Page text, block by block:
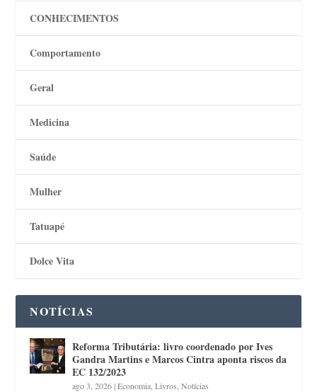
CONHECIMENTOS
Comportamento
Geral
Medicina
Saúde
Mulher
Tatuapé
Dolce Vita
NOTÍCIAS
Reforma Tributária: livro coordenado por Ives
Gandra Martins e Marcos Cintra aponta riscos da
EC 132/2023
ago 3, 2026|Economia ,Livros ,Notícias